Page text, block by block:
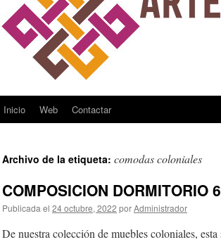
Saltar
contenido
Inicio Web Contactar
Archivo de la etiqueta: comodas coloniales
COMPOSICION DORMITORIO
Publicada el 24 octubre, 2022 porAdministrador
De nuestra colección de muebles coloniales,